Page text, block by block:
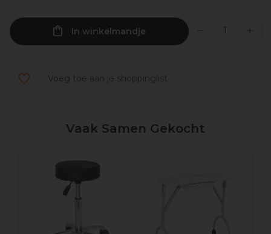
In winkelmandje
Voeg toe aan je shoppinglist
Vaak Samen Gekocht